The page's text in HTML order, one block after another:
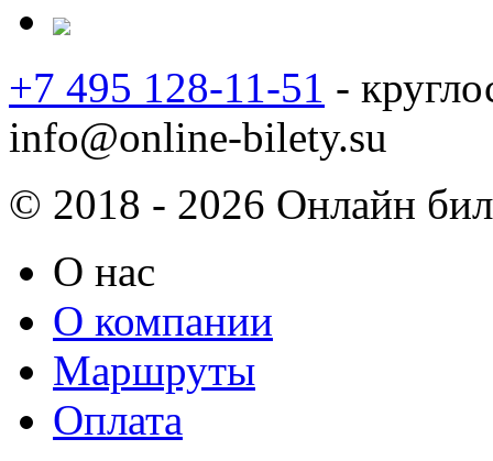
+7 495 128-11-51 -
info@online-bilety.su
© 2018 - 2026 Онлайн
О нас
О компании
Маршруты
Оплата